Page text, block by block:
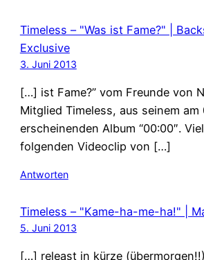
Timeless – "Was ist Fame?" |
Exclusive
3. Juni 2013
[…] ist Fame?” vom Freunde von
Mitglied Timeless, aus seinem am
erscheinenden Album “00:00″.
folgenden Videoclip von […]
Antworten
Timeless – "Kame-ha-me-ha!" |
5. Juni 2013
[…] releast in kürze